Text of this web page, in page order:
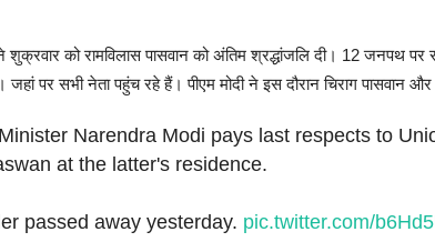
शुक्रवार को रामविलास पासवान को अंतिम श्रद्धांजलि दी। 12 जनपथ पर
जहां पर सभी नेता पहुंच रहे हैं। पीएम मोदी ने इस दौरान चिराग पासवान
Narendra Modi pays last respects to
at the latter's residence.
passed away yesterday. pic.twitter.com/